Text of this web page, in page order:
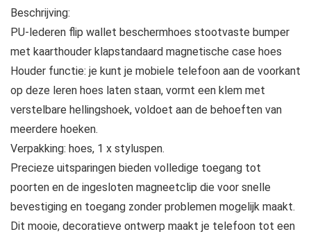
Beschrijving:
PU-lederen flip wallet beschermhoes stootvaste bumper
met kaarthouder klapstandaard magnetische case hoes
Houder functie: je kunt je mobiele telefoon aan de voorkant
op deze leren hoes laten staan, vormt een klem met
verstelbare hellingshoek, voldoet aan de behoeften van
meerdere hoeken.
Verpakking: hoes, 1 x styluspen.
Precieze uitsparingen bieden volledige toegang tot
poorten en de ingesloten magneetclip die voor snelle
bevestiging en toegang zonder problemen mogelijk maakt.
Dit mooie, decoratieve ontwerp maakt je telefoon tot een